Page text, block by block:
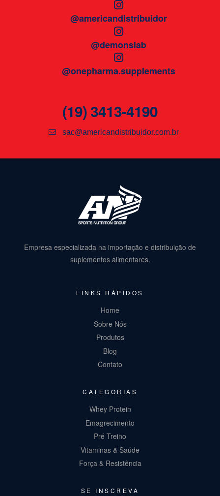
@americandistribuidor
@demonslab
@onepharma.supplements
(19) 3413-4190
sac@americandistribuidor.com.br
Empresa especializada na importação e distribuição de
suplementos alimentares.
LINKS RÁPIDOS
Home
Sobre Nós
Produtos
Blog
Contato
CATEGORIAS
Whey Protein
Emagrecimento
Pré Treino
Vitaminas & Saúde
Força & Resistência
SE INSCREVA